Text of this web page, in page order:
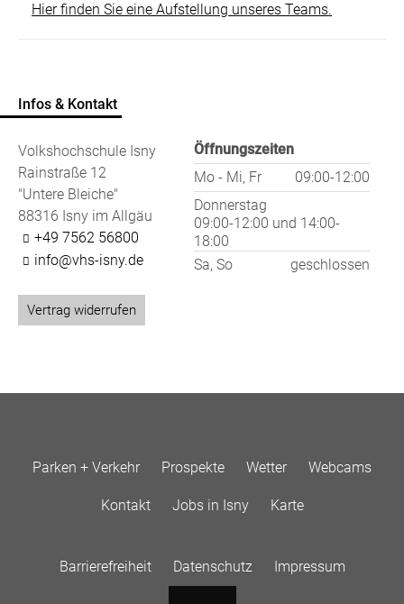
Hier finden Sie eine Aufstellung unseres Teams.
Infos & Kontakt
Volkshochschule Isny
Rainstraße 12
"Untere Bleiche"
88316 Isny im Allgäu
+49 7562 56800
info@vhs-isny.de
Vertrag widerrufen
Öffnungszeiten
Mo - Mi, Fr
09:00-12:00
Donnerstag
09:00-12:00 und 14:00-
18:00
Sa, So
geschlossen
Parken + Verkehr Prospekte Wetter Webcams
Kontakt Jobs in Isny Karte
Barrierefreiheit Datenschutz Impressum